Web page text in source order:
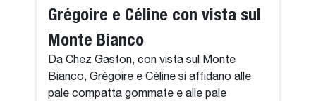
Grégoire e Céline con vista sul
Monte Bianco
Da Chez Gaston, con vista sul Monte
Bianco, Grégoire e Céline si affidano alle
pale compatta gommate e alle pale